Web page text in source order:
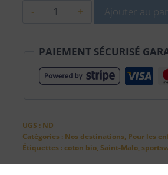
quantité
SHIRT
À
CAPUCHE
-
SAINT-
MALO
et
Ajouter au
PAIEMENT SÉCURISÉ
UGS : ND
Catégories : Nos destinations Pour les
Étiquettes : coton bio, Saint-Malo,